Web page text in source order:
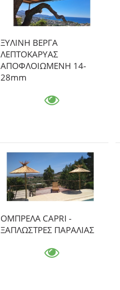
ΞΥΛΙΝΗ ΒΕΡΓΑ
ΛΕΠΤΟΚΑΡΥΑΣ
ΑΠΟΦΛΟΙΩΜΕΝΗ 14-
28mm
ΟΜΠΡΕΛΑ CAPRI -
ΞΑΠΛΩΣΤΡΕΣ ΠΑΡΑΛΙΑΣ